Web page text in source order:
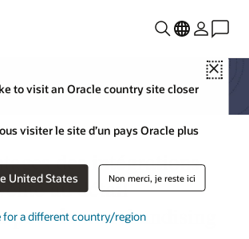
Close
to visit an Oracle country site closer
visiter le site d’un pays Oracle plus
United States Non merci, je reste ici
for a different country/region
des intégrations
au détail
pour le merchandising